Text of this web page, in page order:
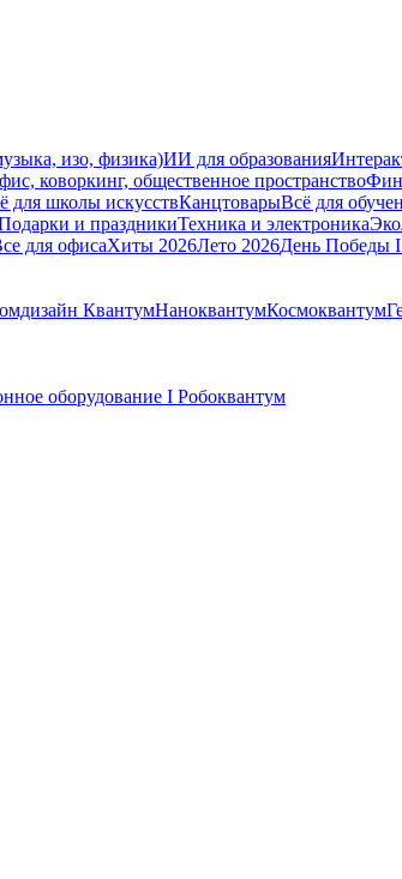
изо, физика)ИИ для образования
коворкинг, общественное пространство
для школы искусствКанцтоварыВсё для
и праздникиТехника и электроника
для офисаХиты 2026Лето 2026День Победы
КвантумНаноквантумКосмоквантум
оборудование I Робоквантум